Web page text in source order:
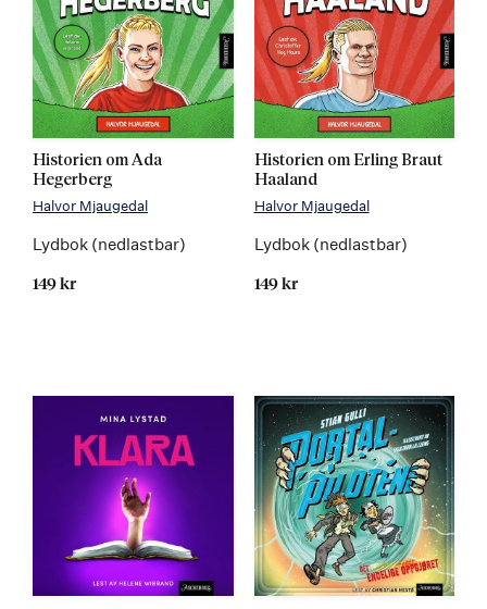
Historien om Ada
Hegerberg
Halvor Mjaugedal
Lydbok (nedlastbar)
149 kr
Historien om Erling Braut
Haaland
Halvor Mjaugedal
Lydbok (nedlastbar)
149 kr